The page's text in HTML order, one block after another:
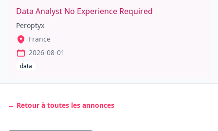
Data Analyst No Experience Required
Peroptyx
France
2026-08-01
data
← Retour à toutes les annonces